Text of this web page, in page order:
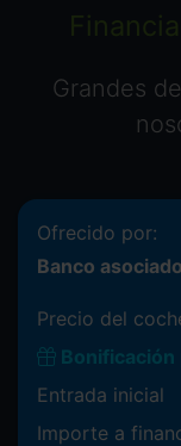
Grandes
Ofrecido por:
Banco asociado
Precio del
Entrada inicial
Importe a